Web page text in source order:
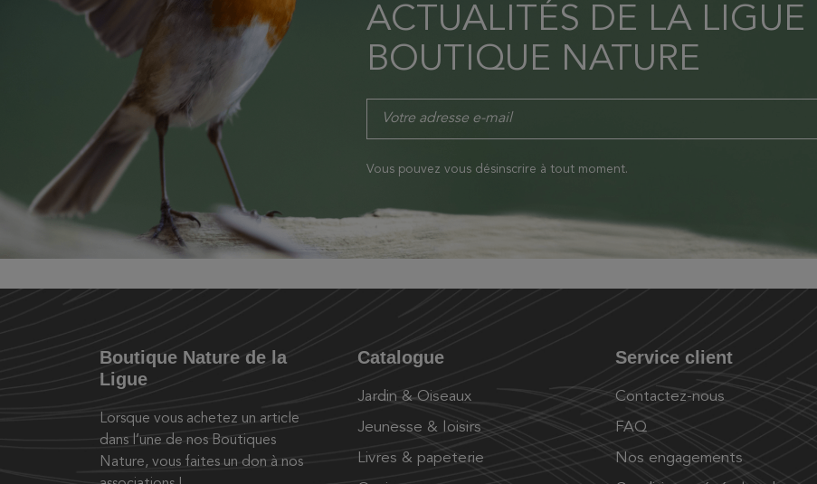
ACTUALITÉS DE LA LIGUE
BOUTIQUE NATURE
Vous pouvez vous désinscrire à tout moment.
Boutique Nature de la
Ligue
Lorsque vous achetez un article
dans l’une de nos Boutiques
Nature, vous faites un don à nos
Catalogue
Jardin & Oiseaux
Jeunesse & loisirs
Livres & papeterie
Service client
Contactez-nous
FAQ
Nos engagements